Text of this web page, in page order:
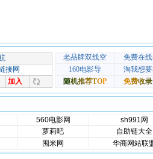
560电影网 sh991网
萝莉吧 自助链大全
囤米网 华商网站联